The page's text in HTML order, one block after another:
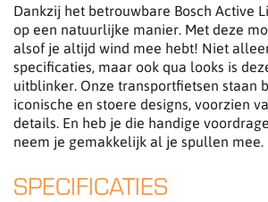
Dankzij het betrouwbare Bosch Active
op een natuurlijke manier. Met deze
alsof je altijd wind mee hebt! Niet
specificaties, maar ook qua looks is
uitblinker. Onze transportfietsen staan
iconische en stoere designs, voorzien
details. En heb je die handige
neem je gemakkelijk al je spullen mee.
SPECIFICATIES